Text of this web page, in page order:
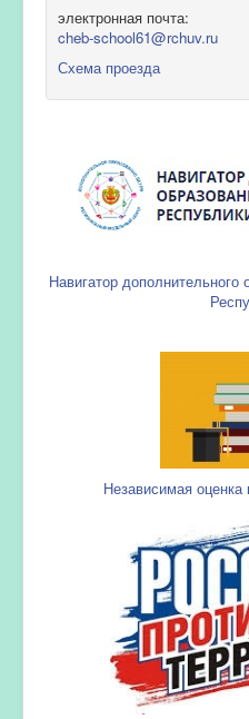
электронная почта:
cheb-school61@rchuv.ru
Схема проезда
Навигатор
Независимая оценка